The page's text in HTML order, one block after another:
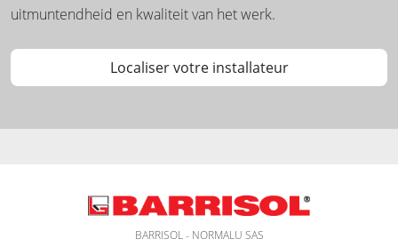
uitmuntendheid en kwaliteit van het werk.
Localiser votre installateur
BARRISOL - NORMALU SAS